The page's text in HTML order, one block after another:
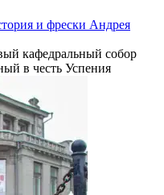
и фрески Андрея
кафедральный собор
в честь Успения